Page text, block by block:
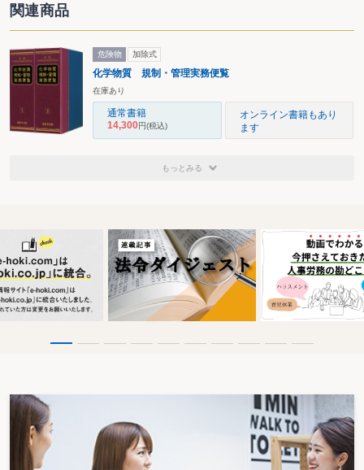
関連商品
危険物 加除式
化学物質 規制・管理実務便覧
在庫あり
通常書籍
14,300円(税込)
オンライン書籍もあり
ます
もっとみる